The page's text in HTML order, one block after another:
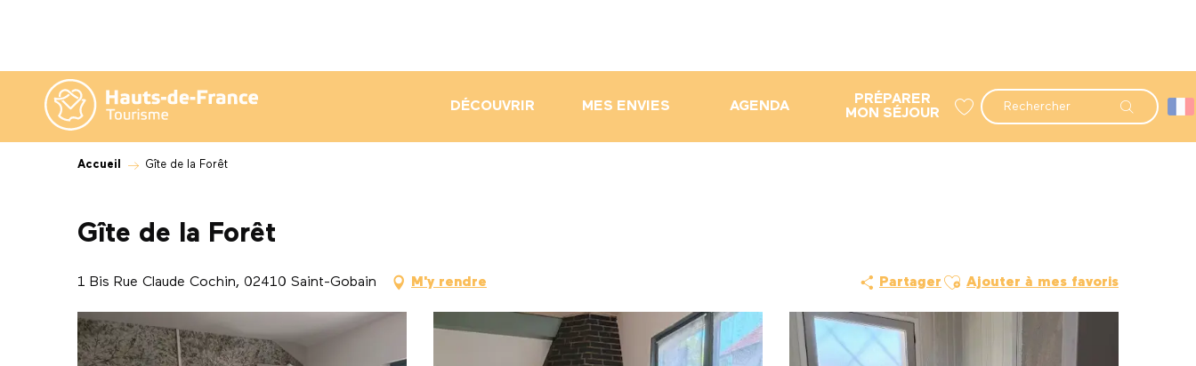
contenu
principal
Recherche
DÉCOUVRIR MES ENVIES AGENDA
PRÉPARER
MON SÉJOUR
Accueil Gîte de la Forêt
Gîte de la Forêt
1 Bis Rue Claude Cochin, 02410 Saint-Gobain M'y rendre Partager Ajouter aux favoris
Ajouter à mes favoris